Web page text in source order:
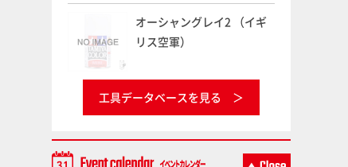
オーシャングレイ2 （イギ
リス空軍）
工具データベースを見る